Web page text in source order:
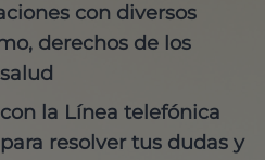
con diversos
derechos de los
la Línea telefónica
resolver tus dudas y